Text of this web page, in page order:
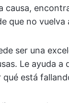
causa,
que no vuelva
ser una
Le ayuda a
está